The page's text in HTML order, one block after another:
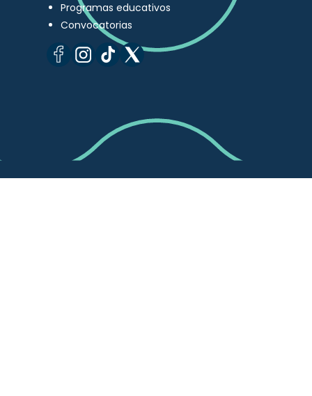
Programas educativos
Convocatorias